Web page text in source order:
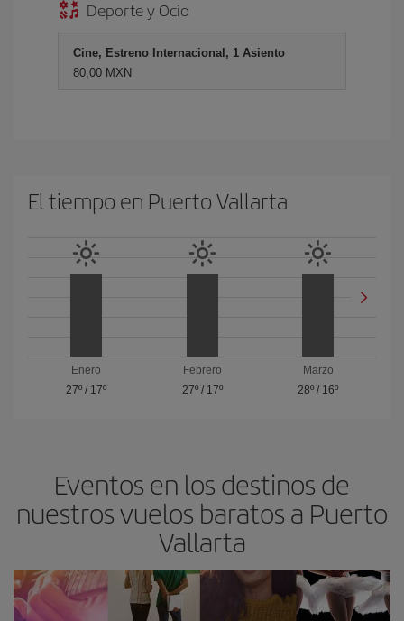
Deporte y Ocio
Cine, Estreno Internacional, 1 Asiento
80,00 MXN
El tiempo en Puerto Vallarta
Enero
27º/ 17º
Febrero
27º/ 17º
Marzo
28º / 16º
Eventos en los destinos de
nuestros vuelos baratos a Puerto
Vallarta